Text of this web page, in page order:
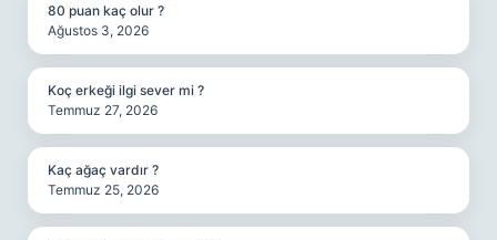
80 puan kaç olur ?
Ağustos 3, 2026
Koç erkeği ilgi sever mi ?
Temmuz 27, 2026
Kaç ağaç vardır ?
Temmuz 25, 2026